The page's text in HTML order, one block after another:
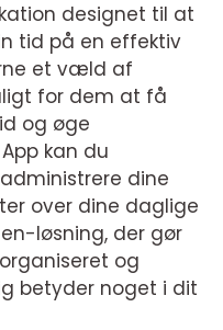
designet til at
tid på en effektiv
et væld af
for dem at få
og øge
kan du
dine
over dine daglige
løsning, der gør
og
betyder noget i dit